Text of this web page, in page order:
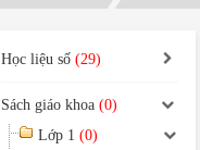
Học liệu số (29)
Sách giáo khoa (0)
Lớp 1 (0)